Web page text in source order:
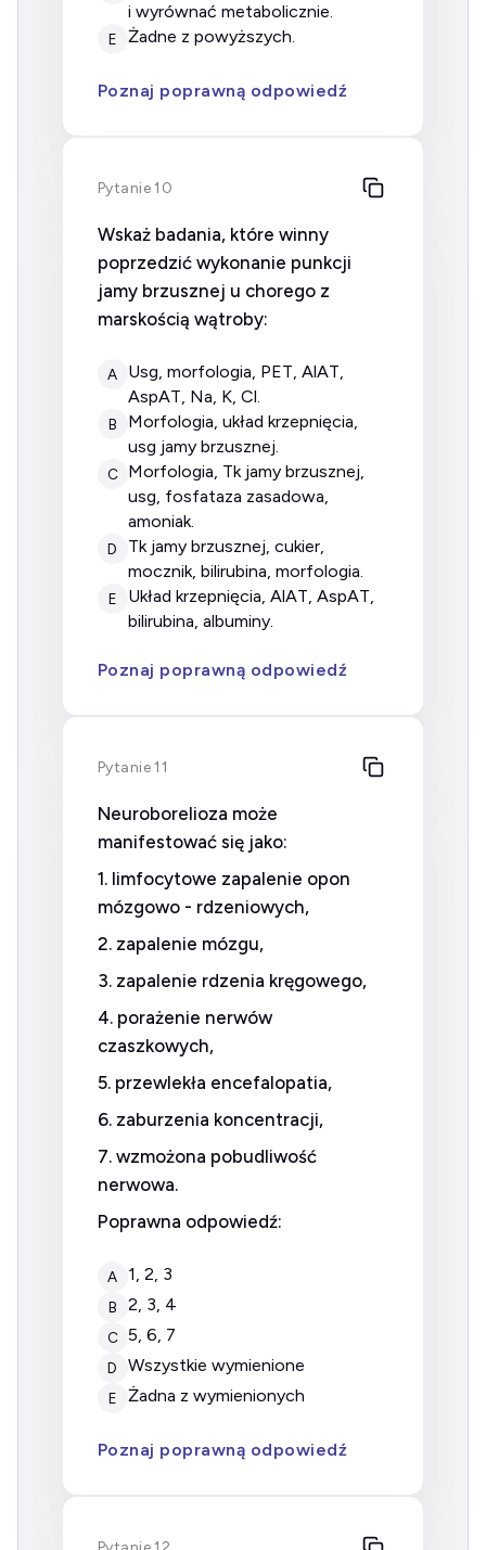
i wyrównać metabolicznie.
E żadne z powyższych.
Poznaj poprawną odpowiedź
Pytanie 10
Wskaż badania, które winny
poprzedzić wykonanie punkcji
jamy brzusznej u chorego z
marskością wątroby:
A
usg, morfologia, PET, AlAT,
AspAT, Na, K, Cl.
B
morfologia, układ krzepnięcia,
usg jamy brzusznej.
C
morfologia, Tk jamy brzusznej,
usg, fosfataza zasadowa,
amoniak.
D
Tk jamy brzusznej, cukier,
mocznik, bilirubina, morfologia.
E
układ krzepnięcia, AlAT, AspAT,
bilirubina, albuminy.
Poznaj poprawną odpowiedź
Pytanie 11
Neuroborelioza może
manifestować się jako:
1. limfocytowe zapalenie opon
mózgowo - rdzeniowych,
2. zapalenie mózgu,
3. zapalenie rdzenia kręgowego,
4. porażenie nerwów
czaszkowych,
5. przewlekła encefalopatia,
6. zaburzenia koncentracji,
7. wzmożona pobudliwość
nerwowa.
Poprawna odpowiedź:
A 1, 2, 3
B 2, 3, 4
C 5, 6, 7
D wszystkie wymienione
E żadna z wymienionych
Poznaj poprawną odpowiedź